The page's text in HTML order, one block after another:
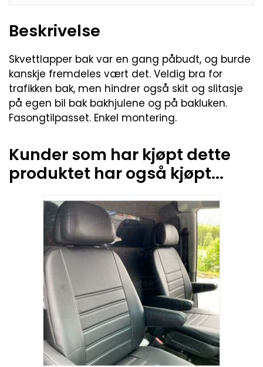
Beskrivelse
Skvettlapper bak var en gang påbudt, og burde
kanskje fremdeles vært det. Veldig bra for
trafikken bak, men hindrer også skit og slitasje
på egen bil bak bakhjulene og på bakluken.
Fasongtilpasset. Enkel montering.
Kunder som har kjøpt dette
produktet har også kjøpt...